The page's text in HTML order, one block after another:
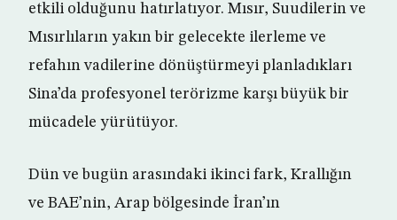
etkili olduğunu hatırlatıyor. Mısır, Suudilerin ve
Mısırlıların yakın bir gelecekte ilerleme ve
refahın vadilerine dönüştürmeyi planladıkları
Sina’da profesyonel terörizme karşı büyük bir
mücadele yürütüyor.
Dün ve bugün arasındaki ikinci fark, Krallığın
ve BAE’nin, Arap bölgesinde İran’ın